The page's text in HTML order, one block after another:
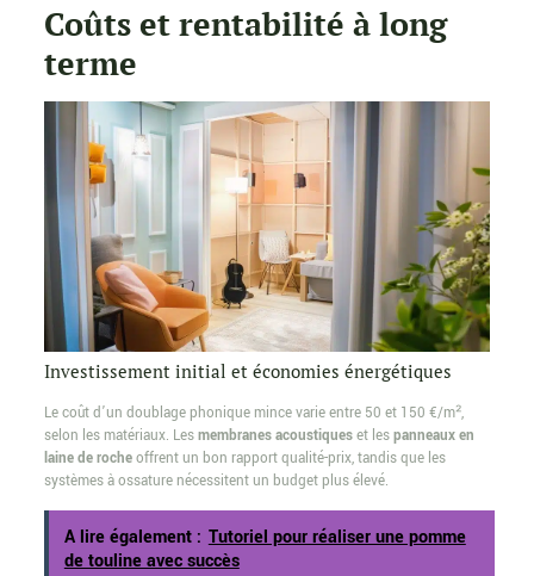
Coûts et rentabilité à long
terme
Investissement initial et économies énergétiques
Le coût d’un doublage phonique mince varie entre 50 et 150 €/m²,
selon les matériaux. Lesmembranes acoustiqueset lespanneaux en
laine de rocheoffrent un bon rapport qualité-prix, tandis que les
systèmes à ossature nécessitent un budget plus élevé.
A lire également : Tutoriel pour réaliser une pomme
de touline avec succès